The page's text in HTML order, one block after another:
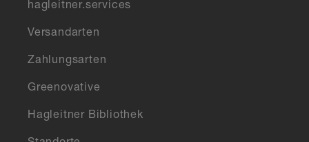
hagleitner.services
Versandarten
Zahlungsarten
Greenovative
Hagleitner Bibliothek